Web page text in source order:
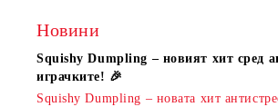
Новини
Squishy Dumpling – новият хит сред
играчките! 🎉
Squishy Dumpling – новата хит